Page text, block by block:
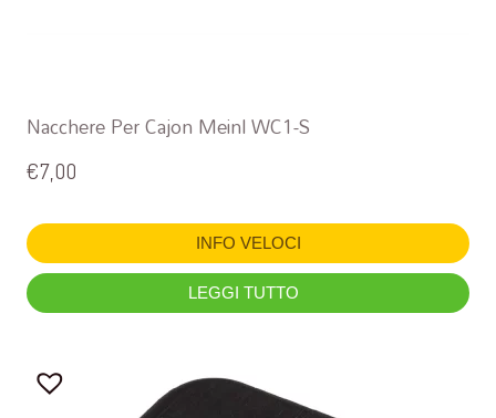
Nacchere Per Cajon Meinl WC1-S
€7,00
INFO VELOCI
LEGGI TUTTO